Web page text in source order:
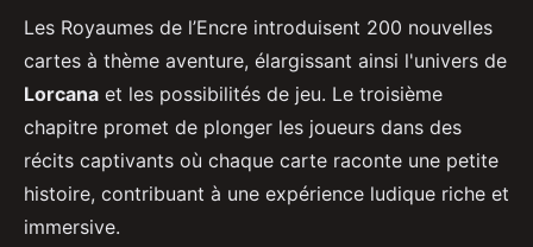
Les Royaumes de l’Encre introduisent 200 nouvelles
cartes à thème aventure, élargissant ainsi l'univers de
Lorcana et les possibilités de jeu. Le troisième
chapitre promet de plonger les joueurs dans des
récits captivants où chaque carte raconte une petite
histoire, contribuant à une expérience ludique riche et
immersive.